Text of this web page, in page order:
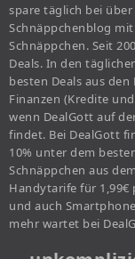
spare täglich bei über
Schnäppchenblog
Schnäppchen. Seit
Deals. In den
besten Deals aus
Finanzen (Kredite
wenn DealGott auf
findet. Bei DealGott
10% unter dem
Schnäppchen aus
Handytarife für
und auch
mehr wartet bei